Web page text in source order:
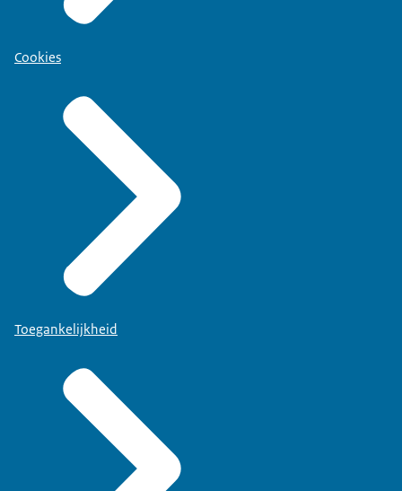
Cookies
Toegankelijkheid